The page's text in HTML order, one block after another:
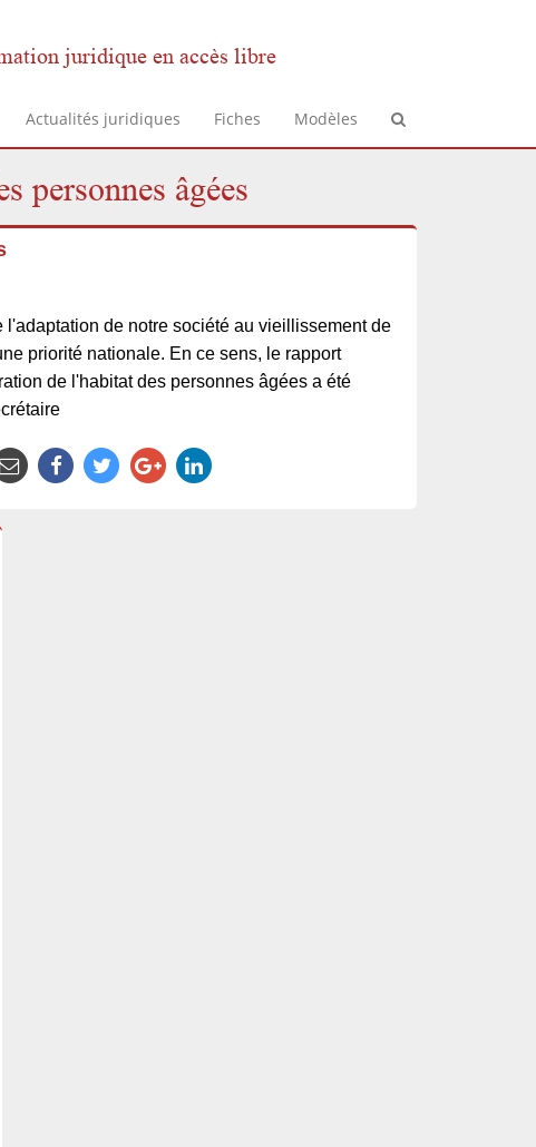
juridique en accès libre
Actualités juridiques Fiches Modèles
personnes âgées
l'adaptation de notre société au vieillissement de
priorité nationale. En ce sens, le rapport
de l'habitat des personnes âgées a été